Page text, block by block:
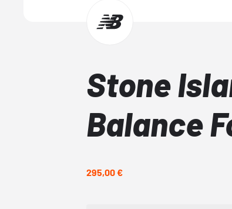
Stone
Balance
295,00 €